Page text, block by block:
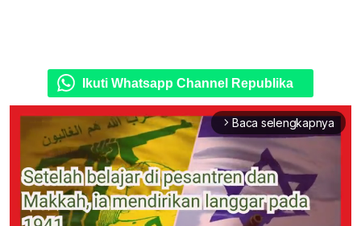
Ikuti Whatsapp Channel Republika
arrow_forward_ios Baca selengkapnya